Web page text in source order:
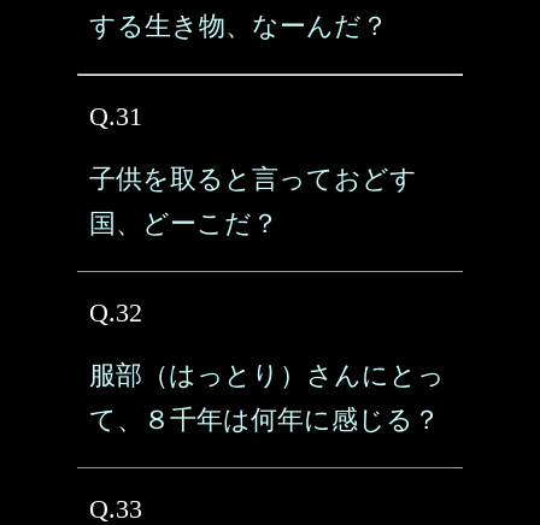
する生き物、なーんだ？
Q.31
子供を取ると言っておどす
国、どーこだ？
Q.32
服部（はっとり）さんにとっ
て、８千年は何年に感じる？
Q.33